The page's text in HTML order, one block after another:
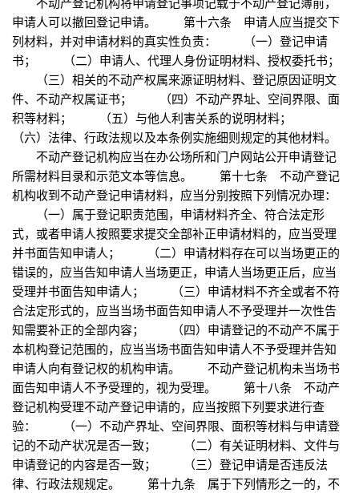
申请人可以撤回登记申请。 第十六条 申请人应当提交下
列材料，并对申请材料的真实性负责： （一）登记申请
书； （二）申请人、代理人身份证明材料、授权委托书；
（三）相关的不动产权属来源证明材料、登记原因证明文
件、不动产权属证书； （四）不动产界址、空间界限、面
积等材料； （五）与他人利害关系的说明材料；
（六）法律、行政法规以及本条例实施细则规定的其他材料。
不动产登记机构应当在办公场所和门户网站公开申请登记
所需材料目录和示范文本等信息。 第十七条 不动产登记
机构收到不动产登记申请材料，应当分别按照下列情况办理：
（一）属于登记职责范围，申请材料齐全、符合法定形
式，或者申请人按照要求提交全部补正申请材料的，应当受理
并书面告知申请人； （二）申请材料存在可以当场更正的
错误的，应当告知申请人当场更正，申请人当场更正后，应当
受理并书面告知申请人； （三）申请材料不齐全或者不符
合法定形式的，应当当场书面告知申请人不予受理并一次性告
知需要补正的全部内容； （四）申请登记的不动产不属于
本机构登记范围的，应当当场书面告知申请人不予受理并告知
申请人向有登记权的机构申请。 不动产登记机构未当场书
面告知申请人不予受理的，视为受理。 第十八条 不动产
登记机构受理不动产登记申请的，应当按照下列要求进行查
验： （一）不动产界址、空间界限、面积等材料与申请登
记的不动产状况是否一致； （二）有关证明材料、文件与
申请登记的内容是否一致； （三）登记申请是否违反法
律、行政法规规定。 第十九条 属于下列情形之一的，不